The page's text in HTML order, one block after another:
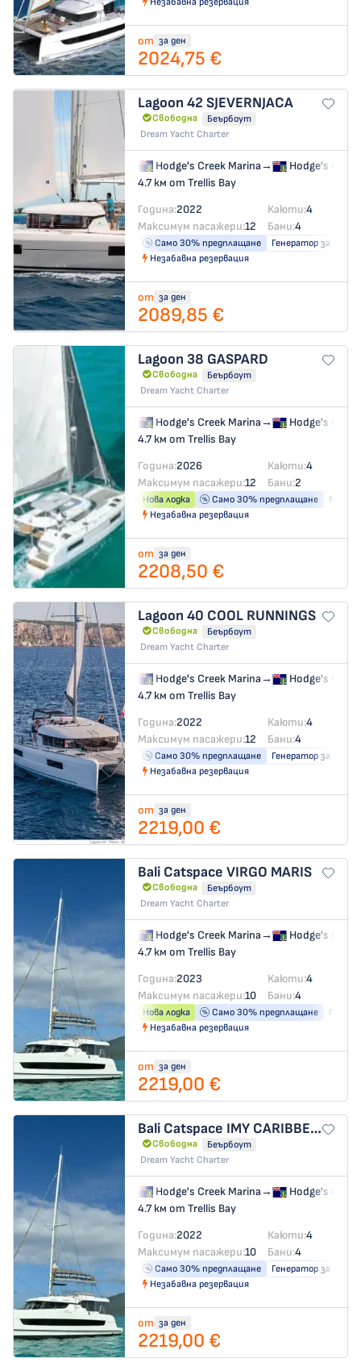
от за ден
2024,75 €
Lagoon 42 SJEVERNJACA
Свободна
Беърбоут
Dream Yacht Charter
Hodge's Creek Marina→
Hodge's
4.7 км от Trellis Bay
Година:2022 Каюти:4
Максимум пасажери:12 Бани:4
Само 30% предплащане
Генератор за ток
Незабавна резервация
от за ден
2089,85 €
Lagoon 38 GASPARD
Свободна
Беърбоут
Dream Yacht Charter
Hodge's Creek Marina→
Hodge's
4.7 км от Trellis Bay
Година:2026 Каюти:4
Максимум пасажери:12 Бани:2
Нова лодка Само 30% предплащане
Незабавна резервация
от за ден
2208,50 €
Lagoon 40 COOL RUNNINGS
Свободна
Беърбоут
Dream Yacht Charter
Hodge's Creek Marina→
Hodge's
4.7 км от Trellis Bay
Година:2022 Каюти:4
Максимум пасажери:12 Бани:4
Само 30% предплащане
Генератор за ток
Незабавна резервация
от за ден
2219,00 €
Bali Catspace VIRGO MARIS
Свободна
Беърбоут
Dream Yacht Charter
Hodge's Creek Marina→
Hodge's
4.7 км от Trellis Bay
Година:2023 Каюти:4
Максимум пасажери:10 Бани:4
Нова лодка Само 30% предплащане
Незабавна резервация
от за ден
2219,00 €
Bali Catspace IMY CARIBBEAN
Свободна
Беърбоут
Dream Yacht Charter
Hodge's Creek Marina→
Hodge's
4.7 км от Trellis Bay
Година:2022 Каюти:4
Максимум пасажери:10 Бани:4
Само 30% предплащане
Генератор за ток
Незабавна резервация
от за ден
2219,00 €